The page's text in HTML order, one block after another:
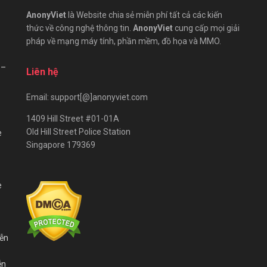
AnonyViet là Website chia sẻ miễn phí tất cả các kiến
thức về công nghệ thông tin. AnonyViet cung cấp mọi giải
pháp về mạng máy tính, phần mềm, đồ họa và MMO.
Liên hệ
Email: support[@]anonyviet.com
1409 Hill Street #01-01A
Old Hill Street Police Station
Singapore 179369